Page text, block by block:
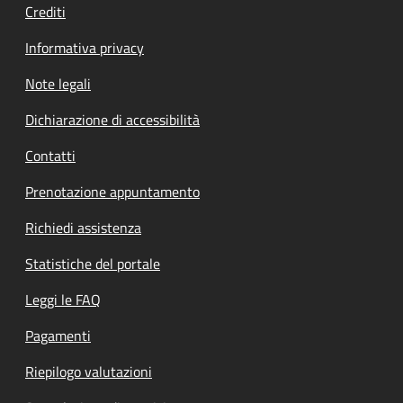
Crediti
Informativa privacy
Note legali
Dichiarazione di accessibilità
Contatti
Prenotazione appuntamento
Richiedi assistenza
Statistiche del portale
Leggi le FAQ
Pagamenti
Riepilogo valutazioni